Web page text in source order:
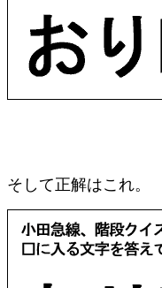
そして正解はこれ。